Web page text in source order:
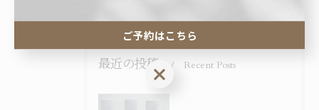
最近の投稿 Recent Posts
ご予約はこちら
ご予約はこちら